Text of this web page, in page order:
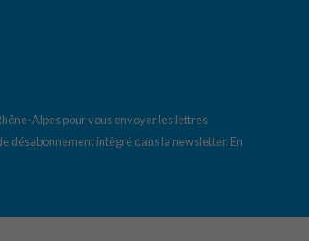
Alpes pour vous envoyer les lettres
désabonnement intégré dans la newsletter. En